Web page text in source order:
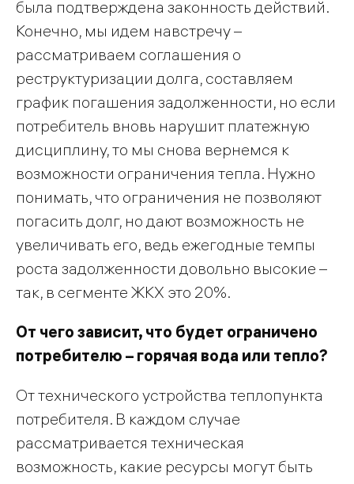
была подтверждена законность действий.
Конечно, мы идем навстречу –
рассматриваем соглашения о
реструктуризации долга, составляем
график погашения задолженности, но если
потребитель вновь нарушит платежную
дисциплину, то мы снова вернемся к
возможности ограничения тепла. Нужно
понимать, что ограничения не позволяют
погасить долг, но дают возможность не
увеличивать его, ведь ежегодные темпы
роста задолженности довольно высокие –
так, в сегменте ЖКХ это 20%.
От чего зависит, что будет ограничено
потребителю – горячая вода или тепло?
От технического устройства теплопункта
потребителя. В каждом случае
рассматривается техническая
возможность, какие ресурсы могут быть